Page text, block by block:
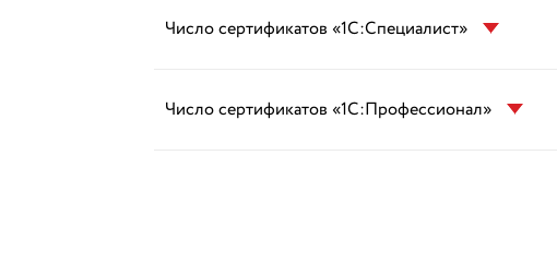
Число сертификатов «1С:Специалист»
Число сертификатов «1С:Профессионал»